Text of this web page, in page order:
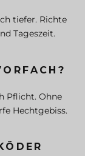
tiefer. Richte
Tageszeit.
Pflicht. Ohne
Hechtgebiss.